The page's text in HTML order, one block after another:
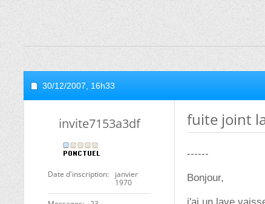
30/12/2007, 16h33
invite7153a3df
Date d'inscription
janvier
1970
fuite joint
------
Bonjour,